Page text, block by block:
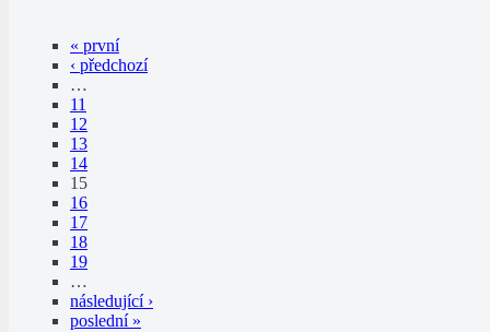
« první
‹ předchozí
…
11
12
13
14
15
16
17
18
19
…
následující ›
poslední »